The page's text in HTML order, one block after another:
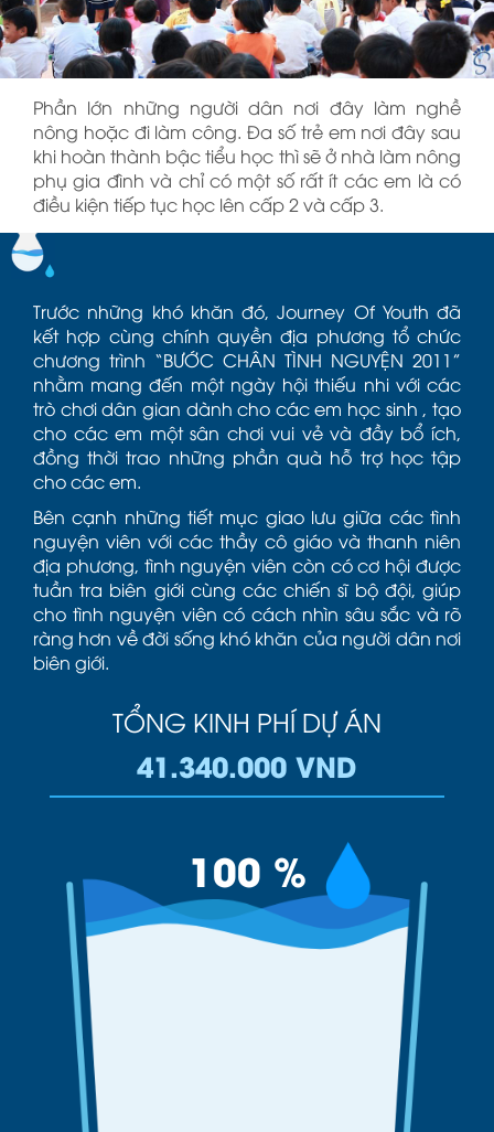
Phần lớn những người dân nơi đây làm nghề
nông hoặc đi làm công. Đa số trẻ em nơi đây sau
khi hoàn thành bậc tiểu học thì sẽ ở nhà làm nông
phụ gia đình và chỉ có một số rất ít các em là có
điều kiện tiếp tục học lên cấp 2 và cấp 3.
Trước những khó khăn đó, Journey Of Youth đã
kết hợp cùng chính quyền địa phương tổ chức
chương trình “BƯỚC CHÂN TÌNH NGUYỆN 2011”
nhằm mang đến một ngày hội thiếu nhi với các
trò chơi dân gian dành cho các em học sinh , tạo
cho các em một sân chơi vui vẻ và đầy bổ ích,
đồng thời trao những phần quà hỗ trợ học tập
cho các em.
Bên cạnh những tiết mục giao lưu giữa các tình
nguyện viên với các thầy cô giáo và thanh niên
địa phương, tình nguyện viên còn có cơ hội được
tuần tra biên giới cùng các chiến sĩ bộ đội, giúp
cho tình nguyện viên có cách nhìn sâu sắc và rõ
ràng hơn về đời sống khó khăn của người dân nơi
biên giới.
TỔNG KINH PHÍ DỰ ÁN
41.340.000 VND
100 %